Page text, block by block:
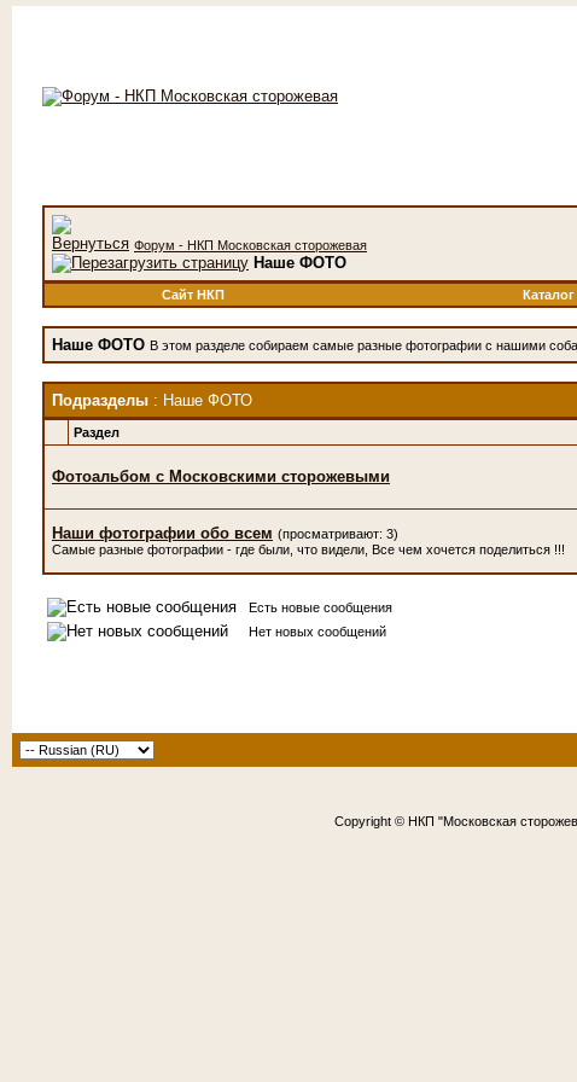
Форум - НКП Московская сторожевая
Наше ФОТО
Сайт НКП
Наше ФОТО В этом разделе собираем самые разные фотографии с нашими
Подразделы : Наше ФОТО
Раздел
Фотоальбом с Московскими сторожевыми
Наши фотографии обо всем (просматривают: 3)
Самые разные фотографии - где были, что видели, Все чем хочется поделиться !!!
Есть новые сообщения
Нет новых сообщений
Copyright © НКП "Московская